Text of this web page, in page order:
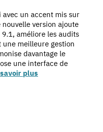
avec un accent mis sur
version ajoute
améliore les audits
une meilleure gestion
davantage le
une interface de
plus